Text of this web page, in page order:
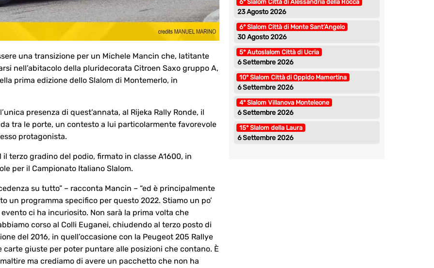
una transizione per un Michele Mancin che, latitante
nell’abitacolo della pluridecorata Citroen Saxo gruppo A,
prima edizione dello Slalom di Montemerlo, in
presenza di quest’annata, al Rijeka Rally Ronde, il
tra le porte, un contesto a lui particolarmente favorevole
protagonista.
terzo gradino del podio, firmato in classe A1600, in
per il Campionato Italiano Slalom.
su tutto” – racconta Mancin – “ed è principalmente
un programma specifico per questo 2022. Stiamo un po’
ci ha incuriosito. Non sarà la prima volta che
corso al Colli Euganei, chiudendo al terzo posto di
del 2016, in quell’occasione con la Peugeot 205 Rallye
giuste per poter puntare alle posizioni che contano. È
ma crediamo di avere un pacchetto che non ha
6° Slalom Città di Alessandria della Rocca
23 Agosto 2026
6° Slalom Città di Monte Sant’Angelo
30 Agosto 2026
5° Autoslalom Città di Ucria
6 Settembre 2026
10° Slalom Città di Oppido Mamertina
6 Settembre 2026
4° Slalom Villanova Monteleone
6 Settembre 2026
15° Slalom della Laura
6 Settembre 2026